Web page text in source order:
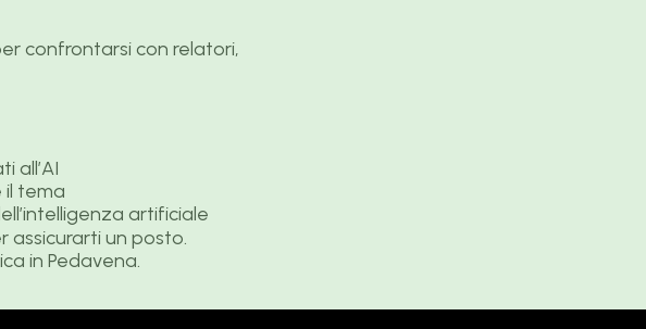
confrontarsi con relatori,
all’AI
tema
artificiale
assicurarti un posto.
in Pedavena.